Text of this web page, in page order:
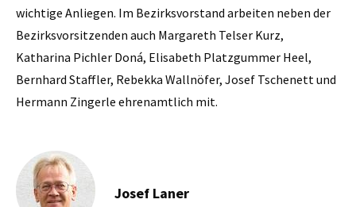
wichtige Anliegen. Im Bezirksvorstand arbeiten neben der
Bezirksvorsitzenden auch Margareth Telser Kurz,
Katharina Pichler Doná, Elisabeth Platzgummer Heel,
Bernhard Staffler, Rebekka Wallnöfer, Josef Tschenett und
Hermann Zingerle ehrenamtlich mit.
Josef Laner